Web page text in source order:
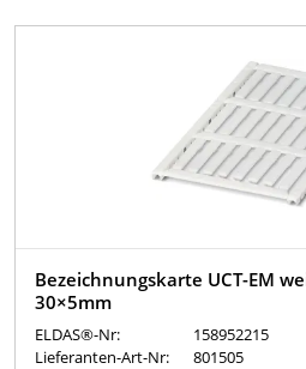
Bezeichnungskarte UCT-EM
30×5mm
ELDAS®-Nr:
158952215
Lieferanten-Art-Nr:
801505